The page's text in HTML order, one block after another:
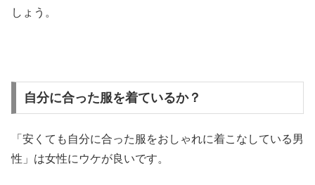
しょう。
自分に合った服を着ているか？
「安くても自分に合った服をおしゃれに着こなしている男
性」は女性にウケが良いです。